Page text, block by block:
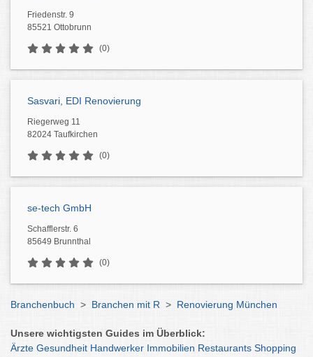
Friedenstr. 9
85521 Ottobrunn
(0)
Sasvari, EDI Renovierung
Riegerweg 11
82024 Taufkirchen
(0)
se-tech GmbH
Schafflerstr. 6
85649 Brunnthal
(0)
Branchenbuch > Branchen mit R > Renovierung München
Unsere wichtigsten Guides im Überblick:
Ärzte Gesundheit Handwerker Immobilien Restaurants Shopping